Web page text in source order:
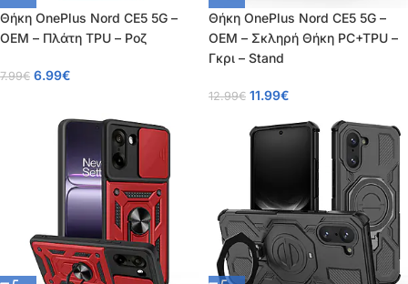
Θήκη OnePlus Nord CE5 5G –
OEM – Πλάτη TPU – Ροζ
7.99€ 6.99€
Θήκη OnePlus Nord CE5 5G –
OEM – Σκληρή Θήκη PC+TPU –
Γκρι – Stand
12.99€ 11.99€